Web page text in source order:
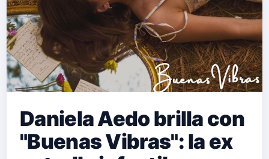
Daniela Aedo brilla con
"Buenas Vibras": la ex